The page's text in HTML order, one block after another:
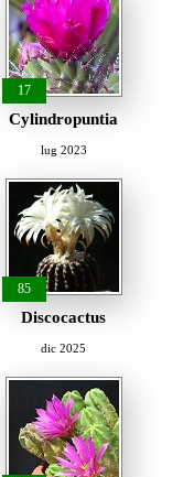
17
Cylindropuntia
lug 2023
85
Discocactus
dic 2025